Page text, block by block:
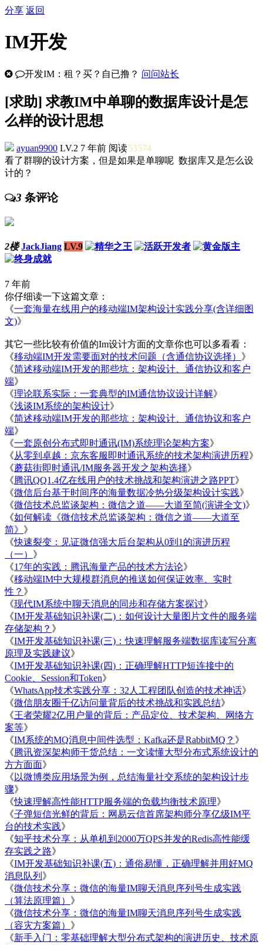
分享 返回
IM开发
开发IM：租？买？自已撸？ 问问站长
[求助] 求教IM中单聊的数据库设计是怎
么样的设计思想
ayuan9900 LV.2 7 年前 阅读53574
看了群聊的设计方案，但是如果是单聊呢 数据库又是怎么设
计的？
3 条评论
2楼 JackJiang LV.9
7 年前
你仔细读一下这篇文章：
《一套海量在线用户的移动端IM架构设计实践分享(含详细图
文)》
其它一些比较有价值的Im设计方面的文章你也可以多看看：
《移动端IM开发需要面对的技术问题（含通信协议选择） 》
《简述移动端IM开发的那些坑：架构设计、通信协议和客户
端》
《理论联系实际：一套典型的IM通信协议设计详解》
《浅谈IM系统的架构设计》
《简述移动端IM开发的那些坑：架构设计、通信协议和客户
端》
《一套原创分布式即时通讯(IM)系统理论架构方案》
《从零到卓越：京东客服即时通讯系统的技术架构演进历程》
《蘑菇街即时通讯/IM服务器开发之架构选择》
《腾讯QQ1.4亿在线用户的技术挑战和架构演进之路PPT》
《微信后台基于时间序的海量数据冷热分级架构设计实践》
《微信技术总监谈架构：微信之道——大道至简(演讲全文)》
《如何解读《微信技术总监谈架构：微信之道——大道至
简》 》
《快速裂变：见证微信强大后台架构从0到1的演进历程
（一） 》
《17年的实践：腾讯海量产品的技术方法论》
《移动端IM中大规模群消息的推送如何保证效率、实时
性？ 》
《现代IM系统中聊天消息的同步和存储方案探讨》
《IM开发基础知识补课(二)：如何设计大量图片文件的服务端
存储架构？ 》
《IM开发基础知识补课(三)：快速理解服务端数据库读写分离
原理及实践建议》
《IM开发基础知识补课(四)：正确理解HTTP短连接中的
Cookie、Session和Token》
《WhatsApp技术实践分享：32人工程团队创造的技术神话》
《微信朋友圈千亿访问量背后的技术挑战和实践总结》
《王者荣耀2亿用户量的背后：产品定位、技术架构、网络方
案等》
《IM系统的MQ消息中间件选型：Kafka还是RabbitMQ？ 》
《腾讯资深架构师干货总结：一文读懂大型分布式系统设计的
方方面面》
《 以微博类应用场景为例，总结海量社交系统的架构设计步
骤》
《快速理解高性能HTTP服务端的负载均衡技术原理》
《子弹短信光鲜的背后：网易云信首席架构师分享亿级IM平
台的技术实践》
《知乎技术分享：从单机到2000万QPS并发的Redis高性能缓
存实践之路》
《IM开发基础知识补课(五)：通俗易懂，正确理解并用好MQ
消息队列 》
《微信技术分享：微信的海量IM聊天消息序列号生成实践
（算法原理篇） 》
《微信技术分享：微信的海量IM聊天消息序列号生成实践
（容灾方案篇） 》
《新手入门：零基础理解大型分布式架构的演进历史、技术原